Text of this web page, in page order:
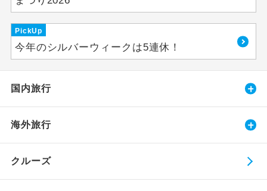
PickUp
今年のシルバーウィークは5連休！
国内旅行
海外旅行
クルーズ